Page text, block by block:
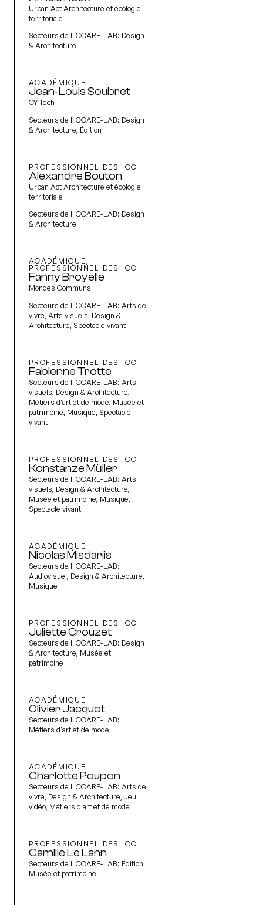
Urban Act Architecture et écologie
territoriale
Secteurs de l'ICCARE-LAB: Design
& Architecture
ACADÉMIQUE
Jean-Louis Soubret
CY Tech
Secteurs de l'ICCARE-LAB: Design
& Architecture, Édition
PROFESSIONNEL DES ICC
Alexandre Bouton
Urban Act Architecture et écologie
territoriale
Secteurs de l'ICCARE-LAB: Design
& Architecture
ACADÉMIQUE,
PROFESSIONNEL DES ICC
Fanny Broyelle
Mondes Communs
Secteurs de l'ICCARE-LAB: Arts de
vivre, Arts visuels, Design &
Architecture, Spectacle vivant
PROFESSIONNEL DES ICC
Fabienne Trotte
Secteurs de l'ICCARE-LAB: Arts
visuels, Design & Architecture,
Métiers d'art et de mode, Musée et
patrimoine, Musique, Spectacle
vivant
PROFESSIONNEL DES ICC
Konstanze Müller
Secteurs de l'ICCARE-LAB: Arts
visuels, Design & Architecture,
Musée et patrimoine, Musique,
Spectacle vivant
ACADÉMIQUE
Nicolas Misdariis
Secteurs de l'ICCARE-LAB:
Audiovisuel, Design & Architecture,
Musique
PROFESSIONNEL DES ICC
Juliette Crouzet
Secteurs de l'ICCARE-LAB: Design
& Architecture, Musée et
patrimoine
ACADÉMIQUE
Olivier Jacquot
Secteurs de l'ICCARE-LAB:
Métiers d'art et de mode
ACADÉMIQUE
Charlotte Poupon
Secteurs de l'ICCARE-LAB: Arts de
vivre, Design & Architecture, Jeu
vidéo, Métiers d'art et de mode
PROFESSIONNEL DES ICC
Camille Le Lann
Secteurs de l'ICCARE-LAB: Édition,
Musée et patrimoine